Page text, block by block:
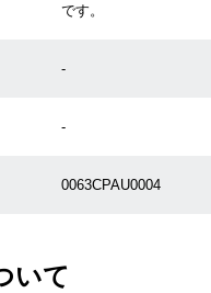
です。
-
-
0063CPAU0004
いて